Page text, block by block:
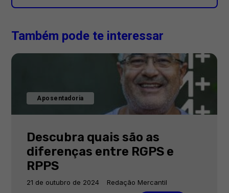
Também pode te interessar
Aposentadoria
Descubra quais são as
diferenças entre RGPS e
RPPS
21 de outubro de 2024 Redação Mercantil